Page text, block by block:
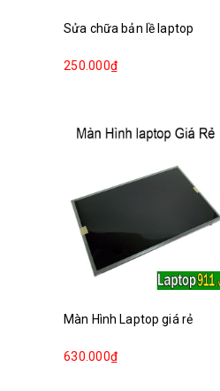
Sửa chữa bản lề laptop
250.000₫
Màn Hình Laptop giá rẻ
630.000₫